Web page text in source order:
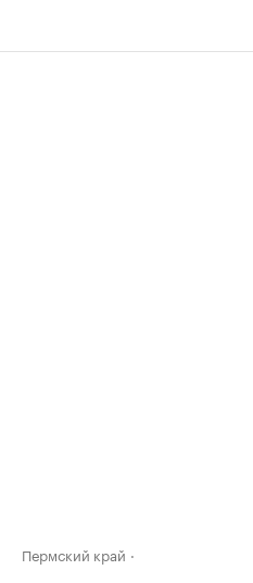
Пермский край